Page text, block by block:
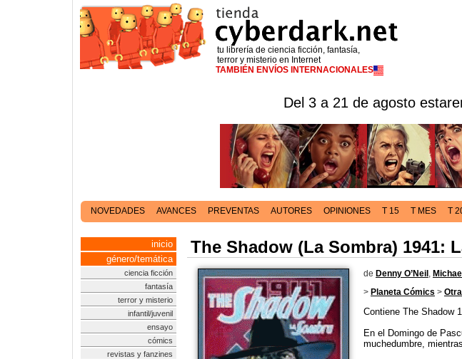
tu librería de ciencia ficción, fantasía,
terror y misterio en Internet
TAMBIÉN ENVÍOS INTERNACIONALES
Del 3 a 21 de agosto
NOVEDADES AVANCES PREVENTAS AUTORES OPINIONES T 15 T MES T
inicio
género/temática
ciencia ficción
fantasía
terror y misterio
infantil/juvenil
ensayo
cómics
revistas y fanzines
The Shadow (La Sombra) 1941:
de Denny O’Neil ,
> Planeta Cómics >
Contiene The Shadow
En el Domingo de
muchedumbre,